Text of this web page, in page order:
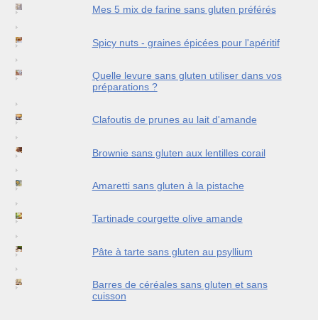
Mes 5 mix de farine sans gluten préférés
Spicy nuts - graines épicées pour l'apéritif
Quelle levure sans gluten utiliser dans vos
préparations ?
Clafoutis de prunes au lait d'amande
Brownie sans gluten aux lentilles corail
Amaretti sans gluten à la pistache
Tartinade courgette olive amande
Pâte à tarte sans gluten au psyllium
Barres de céréales sans gluten et sans
cuisson